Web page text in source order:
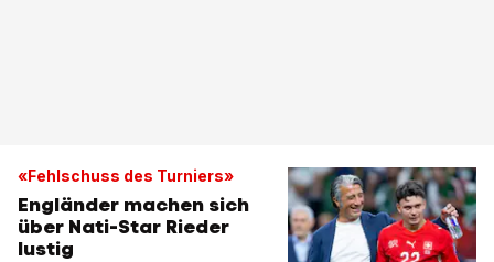
«Fehlschuss des Turniers»
Engländer machen sich
über Nati-Star Rieder
lustig